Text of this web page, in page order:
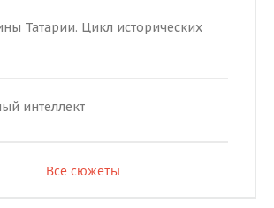
Татарии. Цикл исторических
интеллект
Все сюжеты